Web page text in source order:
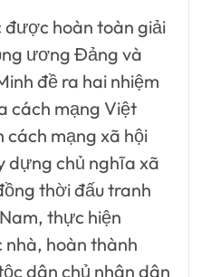
được hoàn toàn giải
ương Đảng và
đề ra hai nhiệm
cách mạng Việt
cách mạng xã hội
dựng chủ nghĩa xã
thời đấu tranh
thực hiện
hoàn thành
dân chủ nhân dân